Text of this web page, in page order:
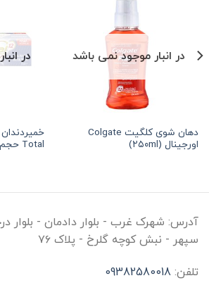
در انبار موجود نمی باشد
دهان شوی کلگیت Colgate
اورجینال (۲۵۰ml)
در
Total حجم (75ml)
آدرس: شهرک غرب - بلوار دادمان - بلوار
سپهر - نبش کوچه گلرخ - پلاک ۷۶
تلفن: 09382580018